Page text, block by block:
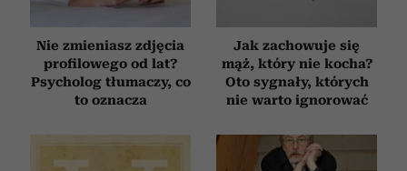
Nie zmieniasz zdjęcia
profilowego od lat?
Psycholog tłumaczy, co
to oznacza
Jak zachowuje się
mąż, który nie kocha?
Oto sygnały, których
nie warto ignorować